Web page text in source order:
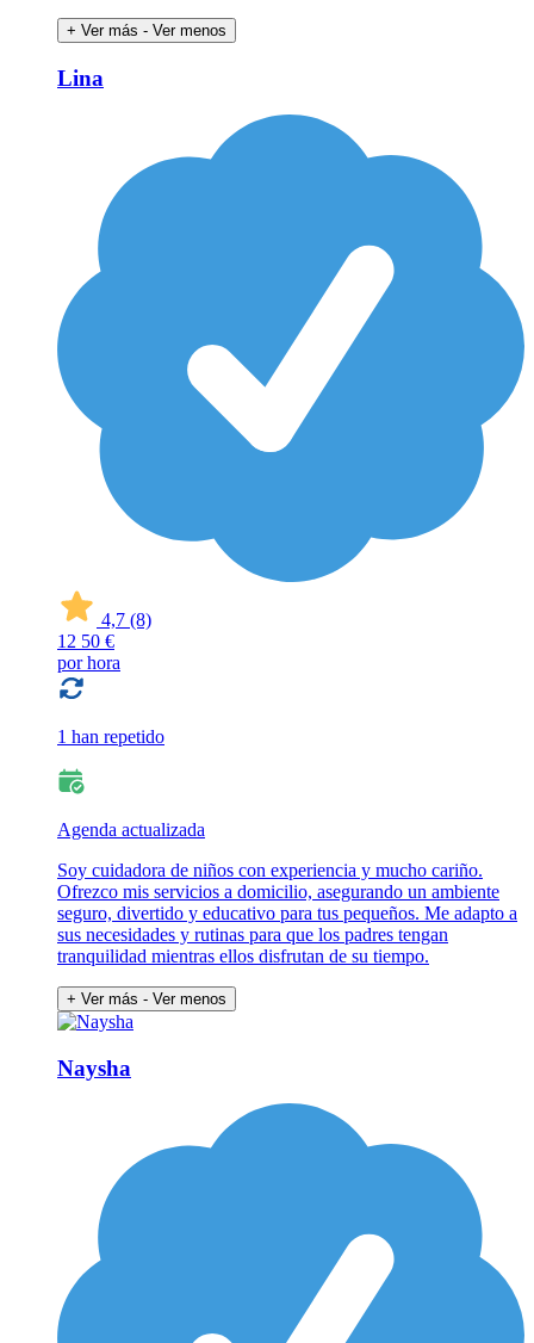
+ Ver más - Ver menos
Lina
4,7 (8)
12 50 €
por hora
1 han repetido
Agenda actualizada
Soy cuidadora de niños con experiencia y mucho cariño.
Ofrezco mis servicios a domicilio, asegurando un ambiente
seguro, divertido y educativo para tus pequeños. Me adapto a
sus necesidades y rutinas para que los padres tengan
tranquilidad mientras ellos disfrutan de su tiempo.
+ Ver más - Ver menos
Naysha